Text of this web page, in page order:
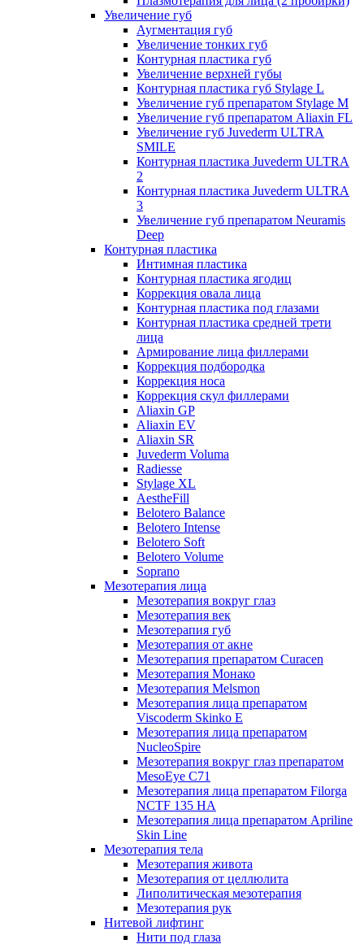
Увеличение губ
Аугментация губ
Увеличение тонких губ
Контурная пластика губ
Увеличение верхней губы
Контурная пластика губ Stylage L
Увеличение губ препаратом Stylage M
Увеличение губ препаратом Aliaxin FL
Увеличение губ Juvederm ULTRA
SMILE
Контурная пластика Juvederm ULTRA
2
Контурная пластика Juvederm ULTRA
3
Увеличение губ препаратом Neuramis
Deep
Контурная пластика
Интимная пластика
Контурная пластика ягодиц
Коррекция овала лица
Контурная пластика под глазами
Контурная пластика средней трети
лица
Армирование лица филлерами
Коррекция подбородка
Коррекция носа
Коррекция скул филлерами
Aliaxin GP
Aliaxin EV
Aliaxin SR
Juvederm Voluma
Radiesse
Stylage XL
AestheFill
Belotero Balance
Belotero Intense
Belotero Soft
Belotero Volume
Soprano
Мезотерапия лица
Мезотерапия вокруг глаз
Мезотерапия век
Мезотерапия губ
Мезотерапия от акне
Мезотерапия препаратом Curacen
Мезотерапия Монако
Мезотерапия Melsmon
Мезотерапия лица препаратом
Viscoderm Skinko E
Мезотерапия лица препаратом
NucleoSpire
Мезотерапия вокруг глаз препаратом
MesoEye С71
Мезотерапия лица препаратом Filorga
NCTF 135 HA
Мезотерапия лица препаратом Apriline
Skin Line
Мезотерапия тела
Мезотерапия живота
Мезотерапия от целлюлита
Липолитическая мезотерапия
Мезотерапия рук
Нитевой лифтинг
Нити под глаза